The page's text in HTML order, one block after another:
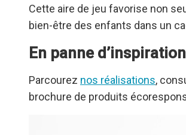
Cette aire de jeu favorise non
bien-être des enfants dans un
En panne
Parcourez nos réalisations,
brochure de produits